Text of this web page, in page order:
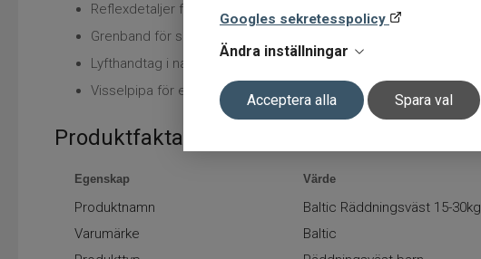
Googles sekretesspolicy
Ändra inställningar
Acceptera alla Spara val
Reflexdetaljer för hög synlighet
Grenband för säker passform
Lyfthandtag i nacke
Visselpipa för extra säkerhet
Produktfakta
Egenskap Värde
Produktnamn
Baltic Räddningsväst 15-30kg
Varumärke
Baltic